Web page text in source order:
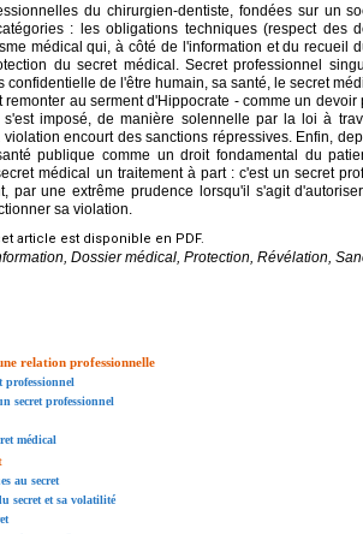
du chirurgien-dentiste, fondées sur un
: les obligations techniques (respect des
médical qui, à côté de l'information et du recueil
du secret médical. Secret professionnel
confidentielle de l'être humain, sa santé, le secret
remonter au serment d'Hippocrate - comme un
s'est imposé, de manière solennelle par la loi à
encourt des sanctions répressives. Enfin,
publique comme un droit fondamental du
médical un traitement à part : c'est un secret
par une extrême prudence lorsqu'il s'agit
sa violation.
article est disponible en PDF.
Dossier médical, Protection, Révélation,
relation professionnelle
professionnel
secret professionnel
médical
au secret
secret et sa volatilité